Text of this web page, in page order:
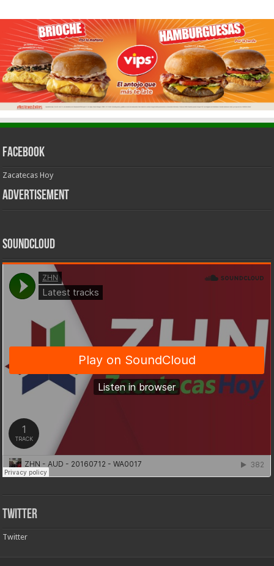
Facebook
Zacatecas Hoy
Advertisement
SoundCloud
Twitter
Twitter